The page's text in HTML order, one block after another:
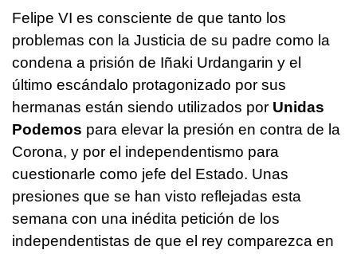
Felipe VI es consciente de que tanto los
problemas con la Justicia de su padre como la
condena a prisión de Iñaki Urdangarin y el
último escándalo protagonizado por sus
hermanas están siendo utilizados por Unidas
Podemos para elevar la presión en contra de la
Corona, y por el independentismo para
cuestionarle como jefe del Estado. Unas
presiones que se han visto reflejadas esta
semana con una inédita petición de los
independentistas de que el rey comparezca en